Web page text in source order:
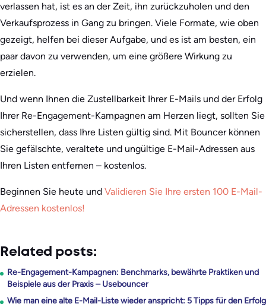
verlassen hat, ist es an der Zeit, ihn zurückzuholen und den
Verkaufsprozess in Gang zu bringen. Viele Formate, wie oben
gezeigt, helfen bei dieser Aufgabe, und es ist am besten, ein
paar davon zu verwenden, um eine größere Wirkung zu
erzielen.
Und wenn Ihnen die Zustellbarkeit Ihrer E-Mails und der Erfolg
Ihrer Re-Engagement-Kampagnen am Herzen liegt, sollten Sie
sicherstellen, dass Ihre Listen gültig sind. Mit Bouncer können
Sie gefälschte, veraltete und ungültige E-Mail-Adressen aus
Ihren Listen entfernen – kostenlos.
Beginnen Sie heute und Validieren Sie Ihre ersten 100 E-Mail-
Adressen kostenlos!
Related posts:
Re-Engagement-Kampagnen: Benchmarks, bewährte Praktiken und
Beispiele aus der Praxis – Usebouncer
Wie man eine alte E-Mail-Liste wieder anspricht: 5 Tipps für den Erfolg